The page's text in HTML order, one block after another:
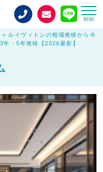
MENU
> ルイヴィトンの相場推移から今
・5年推移【2026最新】